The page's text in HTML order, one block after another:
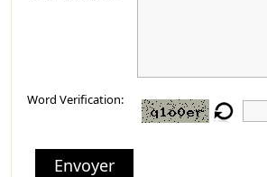
Word Verification:
Envoyer